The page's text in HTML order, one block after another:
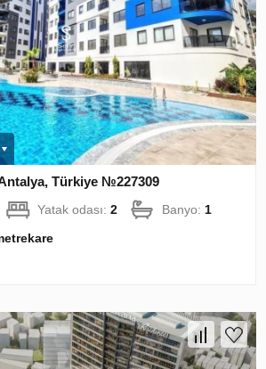
Türkiye №227309
Yatak odası:2 Banyo: 1